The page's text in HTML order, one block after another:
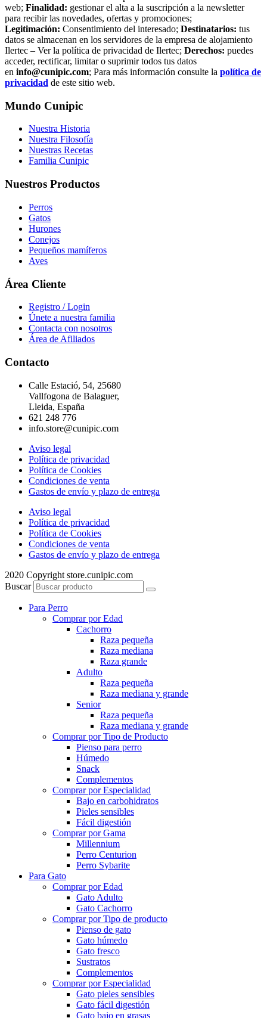
web; Finalidad: gestionar el alta a la suscripción a la newsletter
para recibir las novedades, ofertas y promociones;
Legitimación: Consentimiento del interesado; Destinatarios: tus
datos se almacenan en los servidores de la empresa de alojamiento
Ilertec – Ver la política de privacidad de Ilertec; Derechos: puedes
acceder, rectificar, limitar o suprimir todos tus datos
en info@cunipic.com; Para más información consulte la política de
privacidad de este sitio web.
Mundo Cunipic
Nuestra Historia
Nuestra Filosofía
Nuestras Recetas
Familia Cunipic
Nuestros Productos
Perros
Gatos
Hurones
Conejos
Pequeños mamíferos
Aves
Área Cliente
Registro / Login
Únete a nuestra familia
Contacta con nosotros
Área de Afiliados
Contacto
Calle Estació, 54, 25680
Vallfogona de Balaguer,
Lleida, España
621 248 776
info.store@cunipic.com
Aviso legal
Política de privacidad
Política de Cookies
Condiciones de venta
Gastos de envío y plazo de entrega
Aviso legal
Política de privacidad
Política de Cookies
Condiciones de venta
Gastos de envío y plazo de entrega
2020 Copyright store.cunipic.com
Buscar
Para Perro
Comprar por Edad
Cachorro
Raza pequeña
Raza mediana
Raza grande
Adulto
Raza pequeña
Raza mediana y grande
Senior
Raza pequeña
Raza mediana y grande
Comprar por Tipo de Producto
Pienso para perro
Húmedo
Snack
Complementos
Comprar por Especialidad
Bajo en carbohidratos
Pieles sensibles
Fácil digestión
Comprar por Gama
Millennium
Perro Centurion
Perro Sybarite
Para Gato
Comprar por Edad
Gato Adulto
Gato Cachorro
Comprar por Tipo de producto
Pienso de gato
Gato húmedo
Gato fresco
Sustratos
Complementos
Comprar por Especialidad
Gato pieles sensibles
Gato fácil digestión
Gato bajo en grasas